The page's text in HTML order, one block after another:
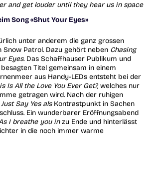
and get louder until they hear us in space
Song «Shut Your Eyes»
unter anderem die ganz grossen
Snow Patrol. Dazu gehört neben Chasing
Eyes. Das Schaffhauser Publikum und
Titel gemeinsam in einem
aus Handy-LEDs entsteht bei der
Is All the Love You Ever Get?,welches nur
getragen wird. Nach der ruhigen
Just Say Yes alsKontrastpunkt in Sachen
Ein wunderbarer Eröffnungsabend
I breathe you inzu Ende und hinterlässt
in die noch immer warme